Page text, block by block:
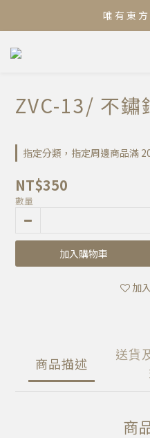
唯 有 東
ZVC-13/ 不鏽
指定分類，指定周邊商品滿
NT$350
數量
加入購物車
加
商品描述
送貨
商